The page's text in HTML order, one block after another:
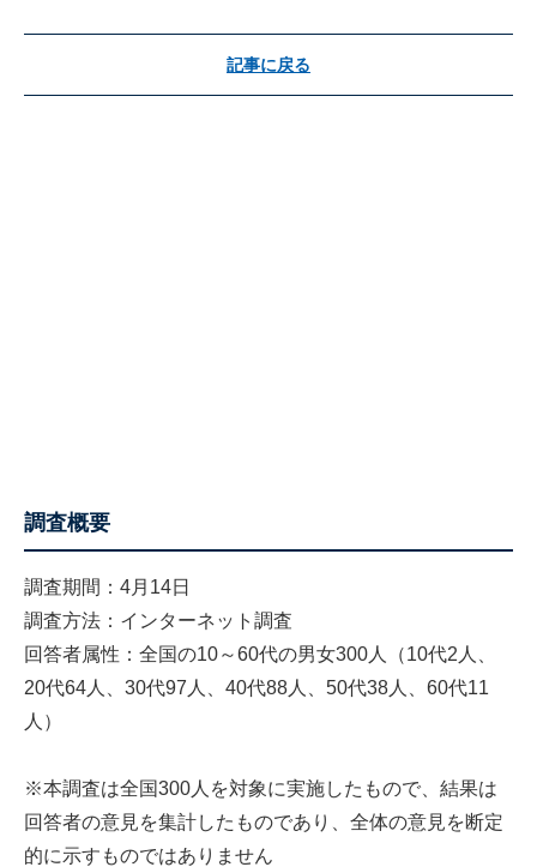
記事に戻る
調査概要
調査期間：4月14日
調査方法：インターネット調査
回答者属性：全国の10～60代の男女300人（10代2人、
20代64人、30代97人、40代88人、50代38人、60代11
人）
※本調査は全国300人を対象に実施したもので、結果は
回答者の意見を集計したものであり、全体の意見を断定
的に示すものではありません